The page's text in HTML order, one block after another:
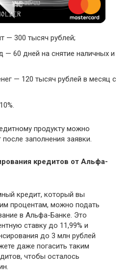
— 300 тысяч рублей;
— 60 дней на снятие наличных и
— 120 тысяч рублей в месяц с
продукту можно
после заполнения заявки.
кредитов от Альфа-
кредит, который вы
процентам, можно подать
в Альфа-Банке. Это
ставку до 11,99% и
до 3 млн рублей
даже погасить таким
чтобы осталось